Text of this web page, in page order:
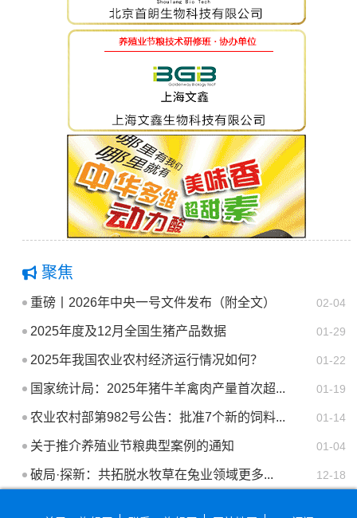
聚焦
02-04
重磅丨2026年中央一号文件发布（附全文）
01-29
2025年度及12月全国生猪产品数据
01-22
2025年我国农业农村经济运行情况如何？
01-19
国家统计局：2025年猪牛羊禽肉产量首次超...
01-14
农业农村部第982号公告：批准7个新的饲料...
01-04
关于推介养殖业节粮典型案例的通知
12-18
破局·探新：共拓脱水牧草在兔业领域更多...